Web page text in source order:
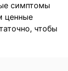
симптомы
ценные
чтобы